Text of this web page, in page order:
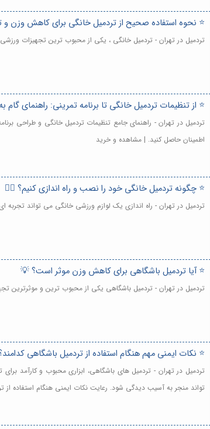
⭐️ نحوه استفاده صحیح از تردمیل خانگی برای کاهش وزن و
تردمیل در تهران - تردمیل خانگی ، یکی از محبوب ترین تجهیزات
⭐️ از تنظیمات تردمیل خانگی تا برنامه تمرینی: راهنمای گام
تردمیل در تهران - راهنمای جامع تنظیمات تردمیل خانگی و طراحی
اطمینان حاصل کنید. | مشاهده و خرید
⭐️ چگونه تردمیل خانگی خود را نصب و راه اندازی کنیم؟ 🏃‍♀️
تردمیل در تهران - راه اندازی یک لوازم ورزشی خانگی می تواند تجربه
⭐️ آیا تردمیل باشگاهی برای کاهش وزن موثر است؟ 💡
تردمیل در تهران - تردمیل باشگاهی یکی از محبوب ترین و
⭐️ نکات ایمنی مهم هنگام استفاده از تردمیل باشگاهی
تردمیل در تهران - تردمیل های باشگاهی، ابزاری محبوب و کارآمد
تواند منجر به آسیب دیدگی شود. رعایت نکات ایمنی هنگام استفاده